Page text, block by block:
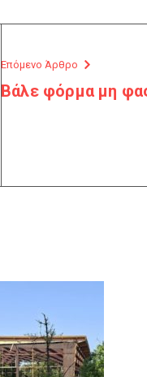
Επόμενο Άρθρο
Βάλε φόρμα μη